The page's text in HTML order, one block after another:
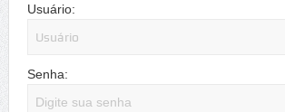
Usuário:
Senha: